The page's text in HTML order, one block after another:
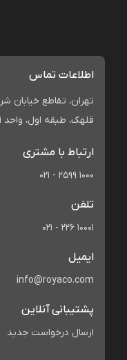
اطلاعات تماس
تهران، تقاطع خیابان
قلهک، طبقه اول، واحد 11
ارتباط با مشتری
021 - 2599 1000
تلفن
021 - 226 10001
ایمیل
info@royaco.com
پشتیبانی آنلاین
ارسال درخواست جدید